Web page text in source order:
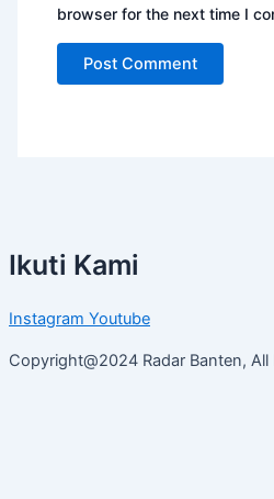
browser for the next time I
Ikuti Kami
Instagram Youtube
Copyright@2024 Radar Banten, All